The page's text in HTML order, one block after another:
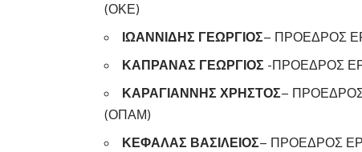
(ΟΚΕ)
ΙΩΑΝΝΙΔΗΣ ΓΕΩΡΓΙΟΣ– ΠΡΟΕΔΡΟΣ
ΚΑΠΡΑΝΑΣ ΓΕΩΡΓΙΟΣ -ΠΡΟΕΔΡΟΣ
ΚΑΡΑΓΙΑΝΝΗΣ ΧΡΗΣΤΟΣ–
(ΟΠΑΜ)
ΚΕΦΑΛΑΣ ΒΑΣΙΛΕΙΟΣ– ΠΡΟΕΔΡΟΣ